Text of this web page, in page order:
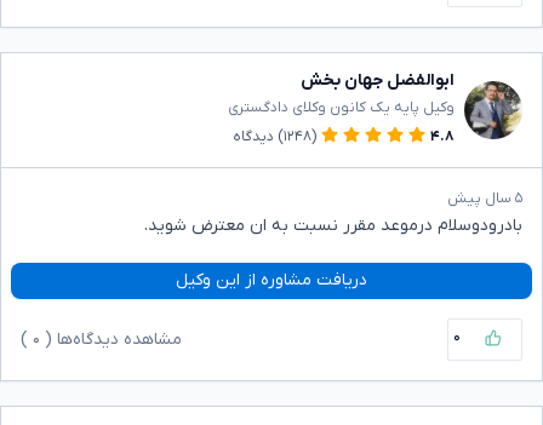
ابوالفضل جهان بخش
وکیل پایه یک کانون وکلای دادگستری
۴.۸
(۱۲۴۸) دیدگاه
۵ سال پیش
بادرودوسلام درموعد مقرر نسبت به ان معترض شوید.
دریافت مشاوره از این وکیل
۰ مشاهده دیدگاه‌ها ( ۰